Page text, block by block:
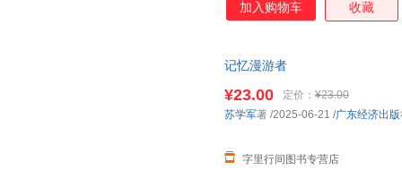
加入购物车 收藏
记忆漫游者
¥23.00 定价： ¥23.00
字里行间图书专营店
苏学军著 /2025-06-21 /广东经济出